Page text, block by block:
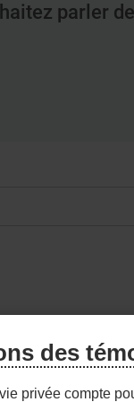
parler
des
privée compte